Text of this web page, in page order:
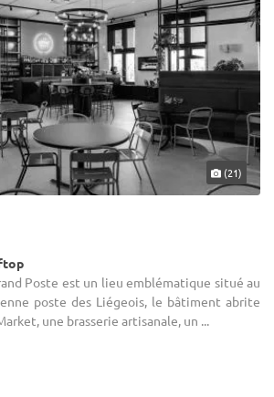
(21)
Poste est un lieu emblématique situé au
poste des Liégeois, le bâtiment abrite
une brasserie artisanale, un ...